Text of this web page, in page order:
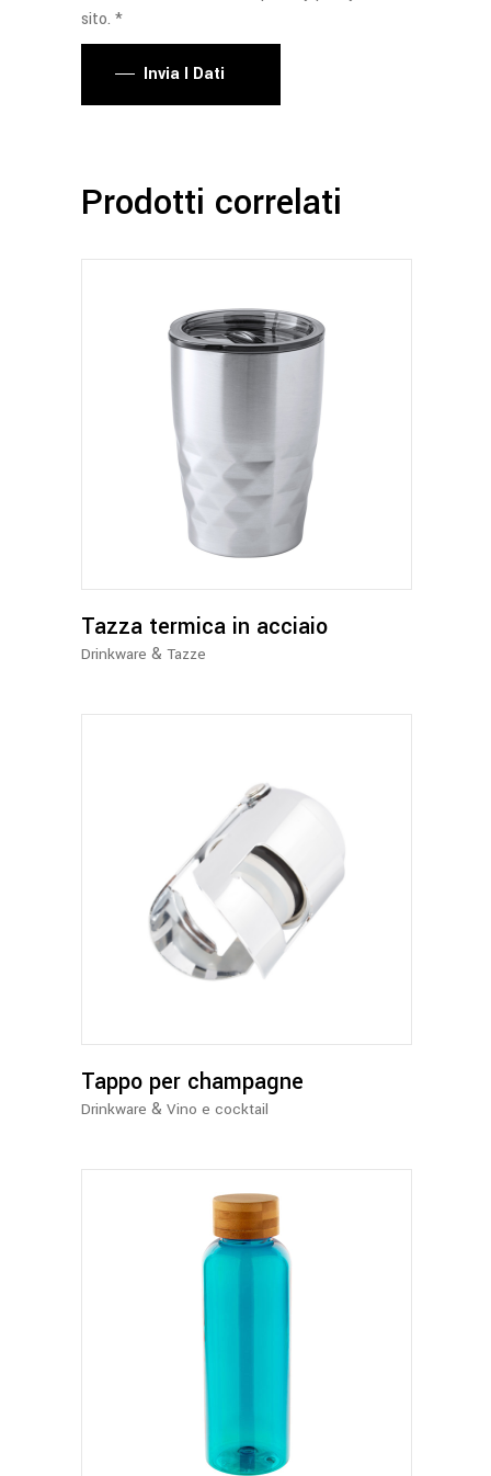
sito. *
Invia I Dati
Prodotti correlati
prodotto
ha
varianti.
opzioni
possono
Tazza termica in acciaio
Drinkware & Tazze
Tappo per champagne
Drinkware & Vino e cocktail
Questo
prodotto
varianti.